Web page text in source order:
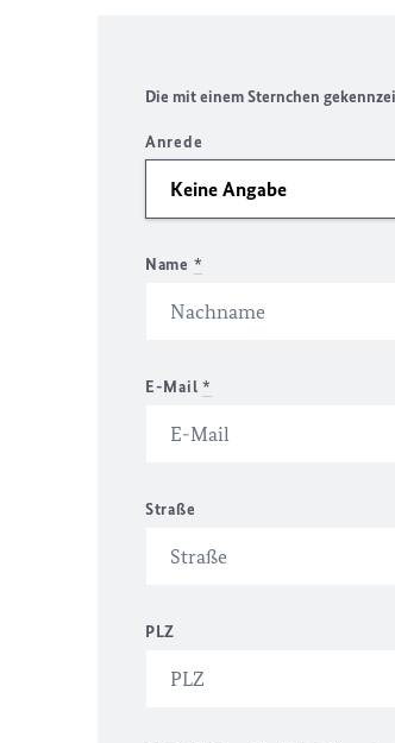
Die mit einem Sternchen
Anrede
Name *
E-Mail *
Straße
PLZ